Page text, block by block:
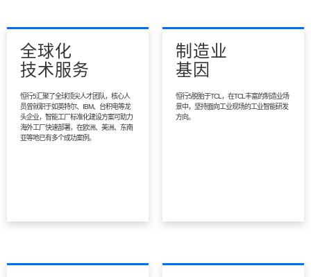
全球化
技术服务
恒行5汇聚了全球顶尖人才团队，核心人
员曾就职于如英特尔、IBM、台积电等龙
头企业，智能工厂标准化建设方案可助力
海外工厂快速部署，在欧洲、美洲、东南
亚等地已有多个成功案例。
制造业
基因
恒行5脱胎于TCL，在TCL丰富的制造业场
景中，坚持面向工业现场的工业智能研发
方向。